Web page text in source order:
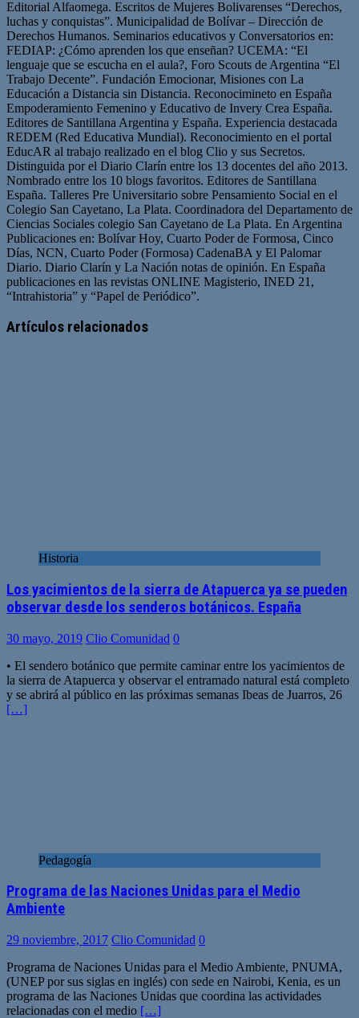
Editorial Alfaomega. Escritos de Mujeres Bolivarenses “Derechos,
luchas y conquistas”. Municipalidad de Bolívar – Dirección de
Derechos Humanos. Seminarios educativos y Conversatorios en:
FEDIAP: ¿Cómo aprenden los que enseñan? UCEMA: “El
lenguaje que se escucha en el aula?, Foro Scouts de Argentina “El
Trabajo Decente”. Fundación Emocionar, Misiones con La
Educación a Distancia sin Distancia. Reconocimineto en España
Empoderamiento Femenino y Educativo de Invery Crea España.
Editores de Santillana Argentina y España. Experiencia destacada
REDEM (Red Educativa Mundial). Reconocimiento en el portal
EducAR al trabajo realizado en el blog Clio y sus Secretos.
Distinguida por el Diario Clarín entre los 13 docentes del año 2013.
Nombrado entre los 10 blogs favoritos. Editores de Santillana
España. Talleres Pre Universitario sobre Pensamiento Social en el
Colegio San Cayetano, La Plata. Coordinadora del Departamento de
Ciencias Sociales colegio San Cayetano de La Plata. En Argentina
Publicaciones en: Bolívar Hoy, Cuarto Poder de Formosa, Cinco
Días, NCN, Cuarto Poder (Formosa) CadenaBA y El Palomar
Diario. Diario Clarín y La Nación notas de opinión. En España
publicaciones en las revistas ONLINE Magisterio, INED 21,
“Intrahistoria” y “Papel de Periódico”.
web
Artículos relacionados
Historia
Los yacimientos de la sierra de Atapuerca ya se pueden
observar desde los senderos botánicos. España
30 mayo, 2019 Clio Comunidad 0
• El sendero botánico que permite caminar entre los yacimientos de
la sierra de Atapuerca y observar el entramado natural está completo
y se abrirá al público en las próximas semanas Ibeas de Juarros, 26
[…]
Pedagogía
Programa de las Naciones Unidas para el Medio
Ambiente
29 noviembre, 2017 Clio Comunidad 0
Programa de Naciones Unidas para el Medio Ambiente, PNUMA,
(UNEP por sus siglas en inglés) con sede en Nairobi, Kenia, es un
programa de las Naciones Unidas que coordina las actividades
relacionadas con el medio […]